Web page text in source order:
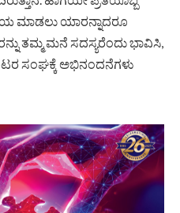
ಮಾಡಲು ಯಾರನ್ನಾದರೂ
ತಮ್ಮ ಮನೆ ಸದಸ್ಯರೆಂದು ಭಾವಿಸಿ,
ಸಂಘಕ್ಕೆ ಅಭಿನಂದನೆಗಳು